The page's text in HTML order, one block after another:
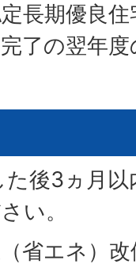
長期優良
了の翌年
後3ヵ月
い。
省エネ）